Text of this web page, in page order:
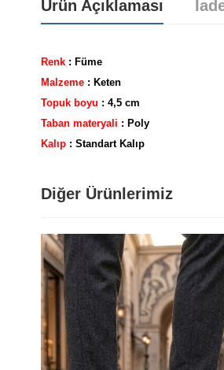
Ürün Açıklaması
Renk : Füme
Malzeme : Keten
Topuk boyu : 4,5 cm
Taban materyali : Poly
Kalıp : Standart Kalıp
Yorum bulunamadı..
Diğer Ürünlerimiz